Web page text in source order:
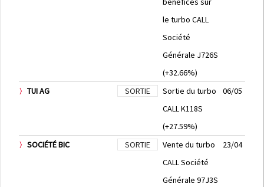
le turbo CALL
Société
Générale J726S
(+32.66%)
TUI AG
SORTIE
Sortie du turbo
CALL K118S
(+27.59%)
06/05
SOCIÉTÉ BIC SORTIE
Vente du turbo
CALL Société
Générale 97J3S
23/04